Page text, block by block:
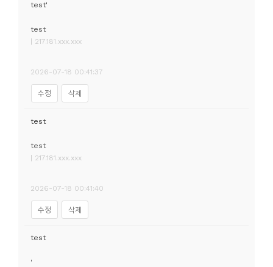
test'
test
| 217.181.xxx.xxx
2026-07-18 00:41:37
수정 삭제
test
test
| 217.181.xxx.xxx
2026-07-18 00:41:40
수정 삭제
test
'